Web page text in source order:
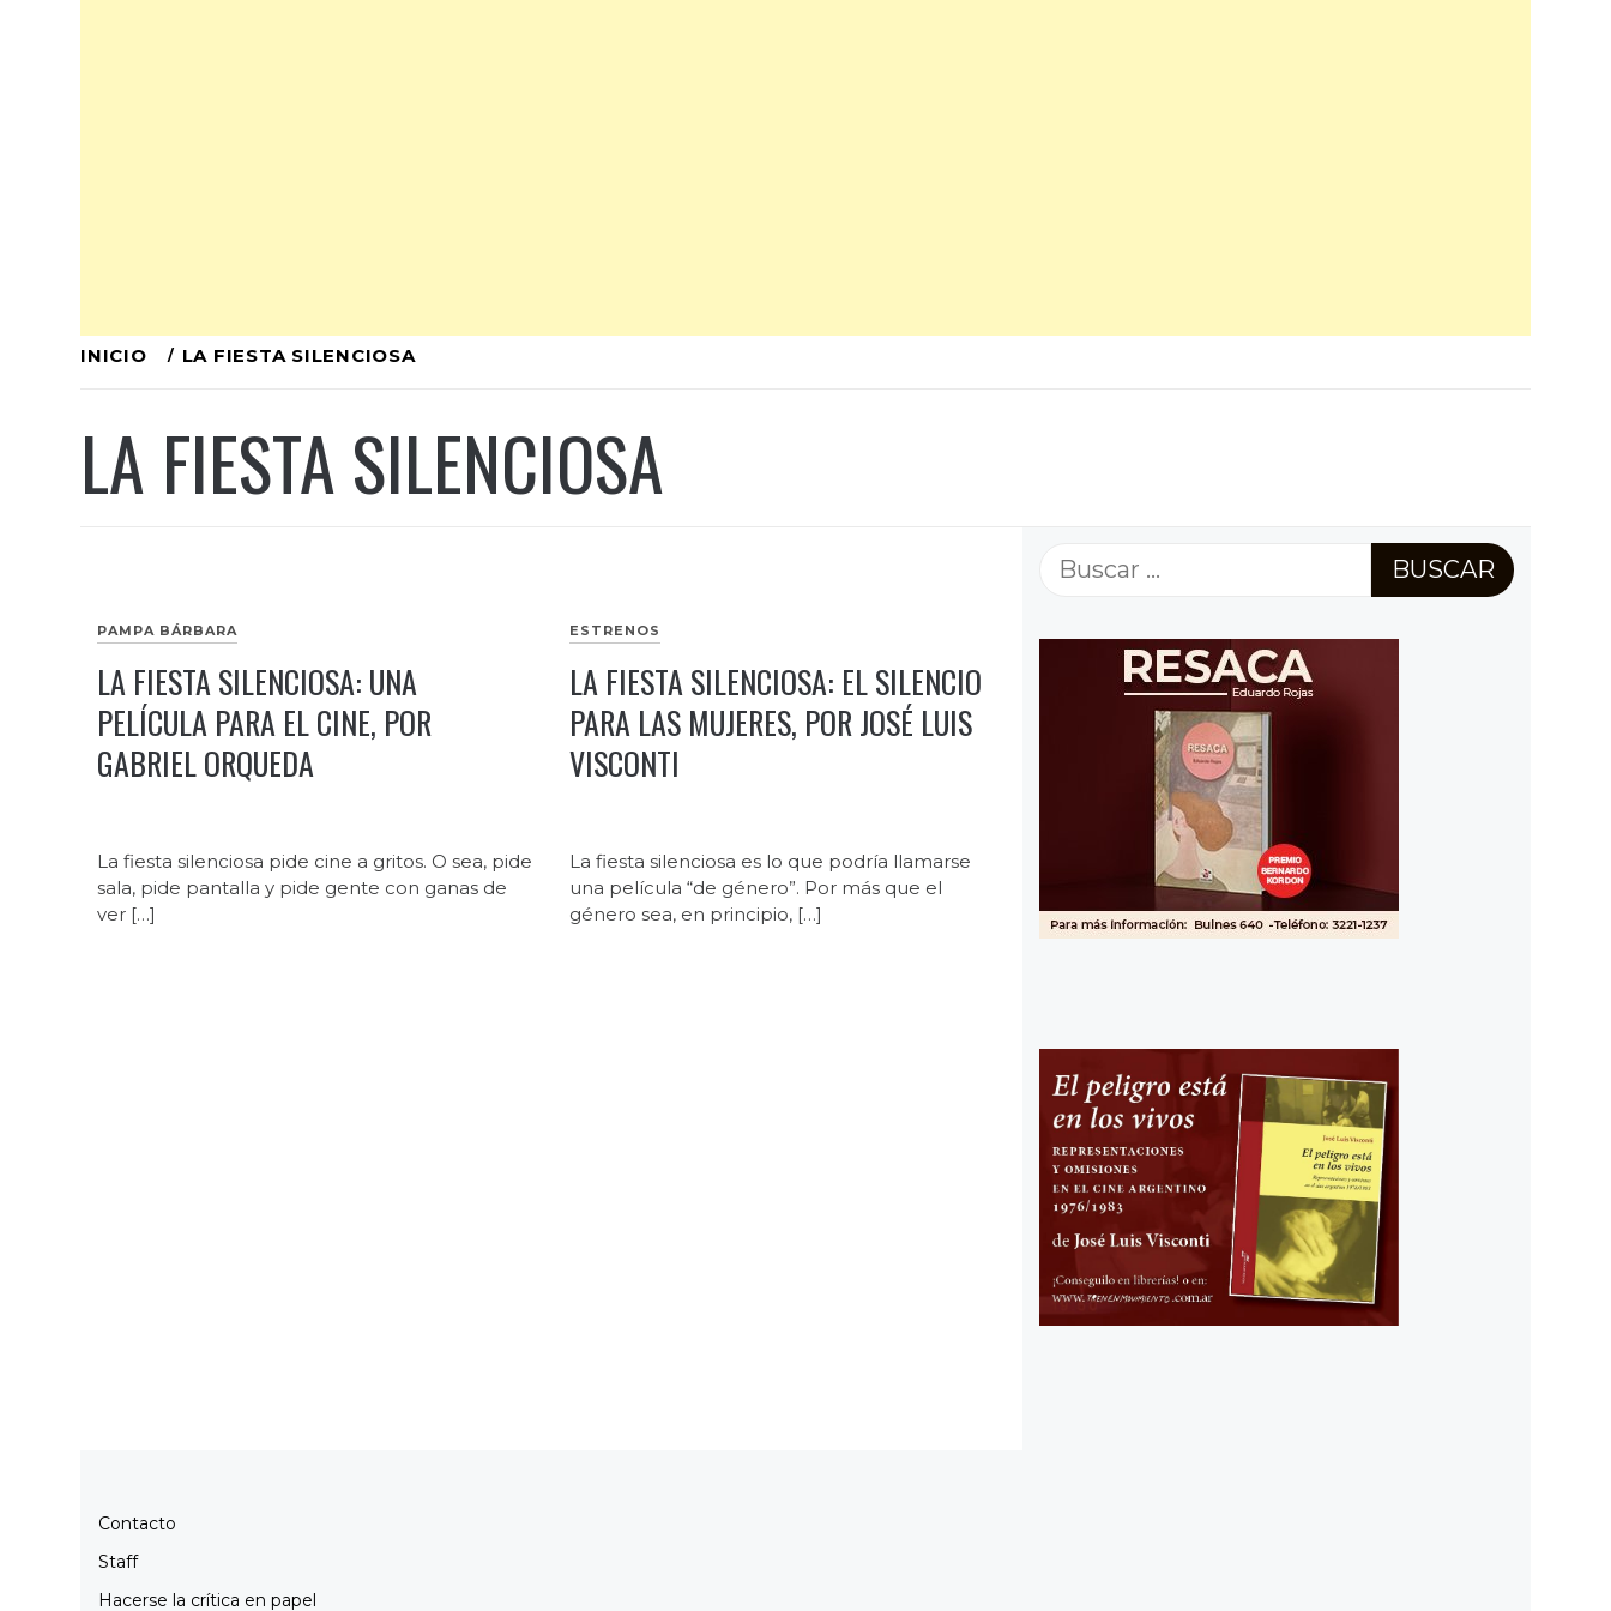
Ir
contenido
INICIO LA FIESTA SILENCIOSA
LA FIESTA SILENCIOSA
PAMPA BÁRBARA
LA FIESTA SILENCIOSA: UNA
PELÍCULA PARA EL CINE, POR
GABRIEL ORQUEDA
La fiesta silenciosa pide cine a gritos. O sea, pide
sala, pide pantalla y pide gente con ganas de
ver […]
ESTRENOS
LA FIESTA SILENCIOSA: EL SILENCIO
PARA LAS MUJERES, POR JOSÉ LUIS
VISCONTI
La fiesta silenciosa es lo que podría llamarse
una película “de género”. Por más que el
género sea, en principio, […]
Buscar:
Contacto
Staff
Hacerse la crítica en papel